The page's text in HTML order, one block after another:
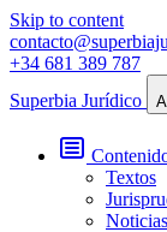
Skip to content
+34 681 389 787
Superbia Jurídico
Textos
Noticias